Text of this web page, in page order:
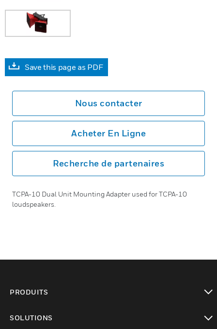
Save this page as PDF
Nous contacter
Acheter En Ligne
Recherche de partenaires
TCPA-10 Dual Unit Mounting Adapter used for TCPA-10
loudspeakers.
PRODUITS
SOLUTIONS